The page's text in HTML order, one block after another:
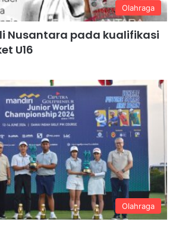
Olahraga
Nusantara pada kualifikasi
U16
Olahraga